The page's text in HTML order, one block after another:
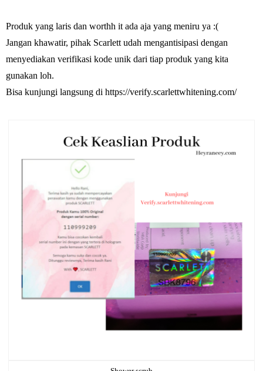
Produk yang laris dan worthh it ada aja yang meniru ya :(
Jangan khawatir, pihak Scarlett udah mengantisipasi dengan
menyediakan verifikasi kode unik dari tiap produk yang kita
gunakan loh.
Bisa kunjungi langsung di https://verify.scarlettwhitening.com/